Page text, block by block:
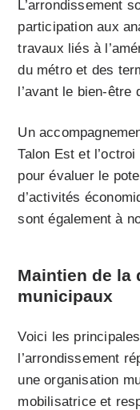
L’arrondissement
participation aux
travaux liés à
du métro et des
l’avant le bien-
Un
Talon Est et
pour évaluer le
d’activités
sont également à
Maintien de la
municipaux
Voici les
l’arrondissement
une organisation
mobilisatrice et